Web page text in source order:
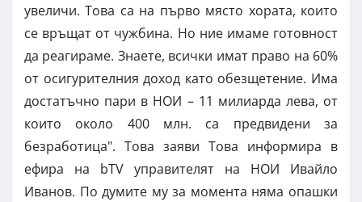
увеличи. Това са на първо място хората, които
се връщат от чужбина. Но ние имаме готовност
да реагираме. Знаете, всички имат право на 60%
от осигурителния доход като обезщетение. Има
достатъчно пари в НОИ – 11 милиарда лева, от
които около 400 млн. са предвидени за
безработица". Това заяви Това информира в
ефира на bTV управителят на НОИ Ивайло
Иванов. По думите му за момента няма опашки